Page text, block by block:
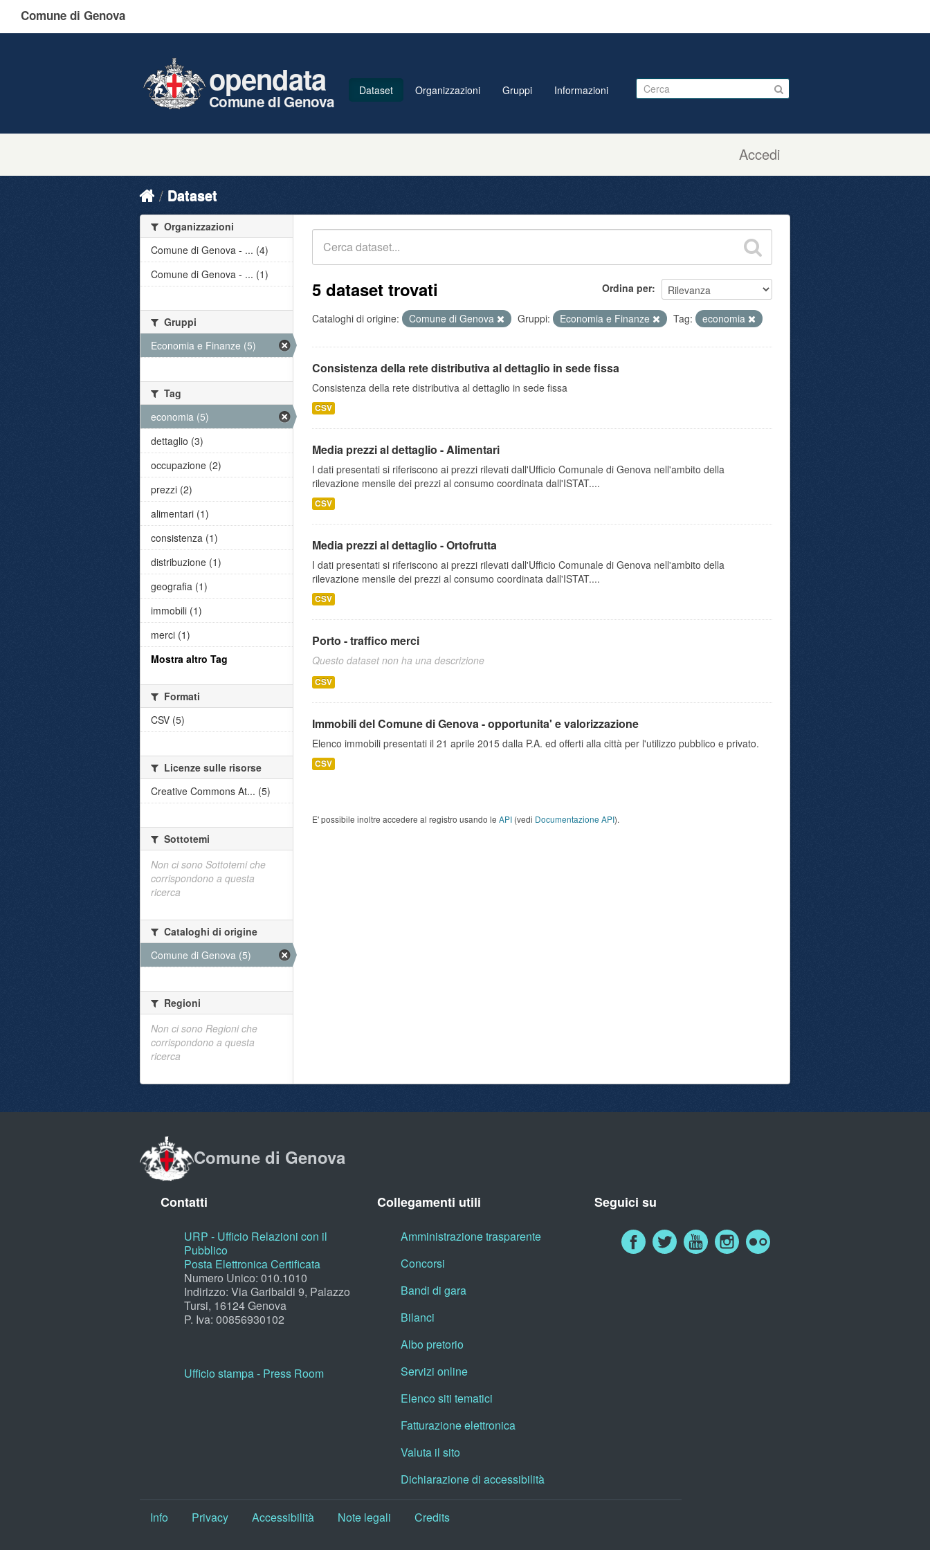
Comune di Genova
Accedi
opendata
Comune di Genova
Dataset Organizzazioni Gruppi Informazioni
Dataset
Ordina per
5 dataset trovati
Cataloghi di origine: Comune di Genova Gruppi: Economia e Finanze Tag: economia
Consistenza della rete distributiva al dettaglio in sede fissa
Consistenza della rete distributiva al dettaglio in sede fissa
CSV
Media prezzi al dettaglio - Alimentari
I dati presentati si riferiscono ai prezzi rilevati dall'Ufficio Comunale di Genova nell'ambito della
rilevazione mensile dei prezzi al consumo coordinata dall'ISTAT....
CSV
Media prezzi al dettaglio - Ortofrutta
I dati presentati si riferiscono ai prezzi rilevati dall'Ufficio Comunale di Genova nell'ambito della
rilevazione mensile dei prezzi al consumo coordinata dall'ISTAT....
CSV
Porto - traffico merci
Questo dataset non ha una descrizione
CSV
Immobili del Comune di Genova - opportunita' e valorizzazione
Elenco immobili presentati il 21 aprile 2015 dalla P.A. ed offerti alla città per l'utilizzo pubblico e privato.
CSV
E' possibile inoltre accedere al registro usando le API (vedi Documentazione API).
Organizzazioni
Comune di Genova - ... (4)
Comune di Genova - ... (1)
Gruppi
Economia e Finanze (5)
Tag
economia (5)
dettaglio (3)
occupazione (2)
prezzi (2)
alimentari (1)
consistenza (1)
distribuzione (1)
geografia (1)
immobili (1)
merci (1)
Mostra altro Tag
Formati
CSV (5)
Licenze sulle risorse
Creative Commons At... (5)
Sottotemi
Non ci sono Sottotemi che
corrispondono a questa
ricerca
Cataloghi di origine
Comune di Genova (5)
Regioni
Non ci sono Regioni che
corrispondono a questa
ricerca
Comune di Genova
Contatti
URP - Ufficio Relazioni con il
Pubblico
Posta Elettronica Certificata
Numero Unico: 010.1010
Indirizzo: Via Garibaldi 9, Palazzo
Tursi, 16124 Genova
P. Iva: 00856930102
Ufficio stampa - Press Room
Collegamenti utili
Amministrazione trasparente
Concorsi
Bandi di gara
Bilanci
Albo pretorio
Servizi online
Elenco siti tematici
Fatturazione elettronica
Valuta il sito
Dichiarazione di accessibilità
Seguici su
Info Privacy Accessibilità Note legali Credits